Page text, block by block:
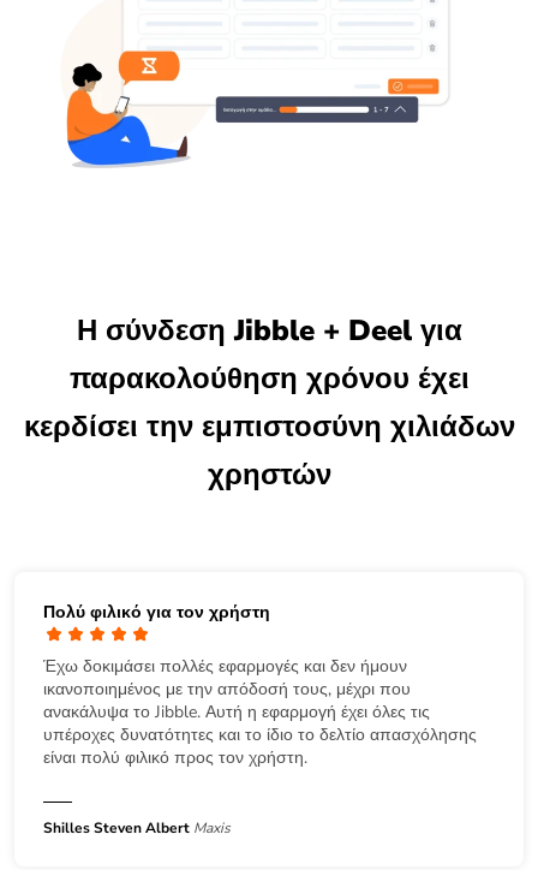
Η σύνδεση Jibble + Deel για
παρακολούθηση χρόνου έχει
κερδίσει την εμπιστοσύνη χιλιάδων
χρηστών
Πολύ φιλικό για τον χρήστη
Έχω δοκιμάσει πολλές εφαρμογές και δεν ήμουν
ικανοποιημένος με την απόδοσή τους, μέχρι που
ανακάλυψα το Jibble. Αυτή η εφαρμογή έχει όλες τις
υπέροχες δυνατότητες και το ίδιο το δελτίο απασχόλησης
είναι πολύ φιλικό προς τον χρήστη.
Shilles Steven Albert Maxis